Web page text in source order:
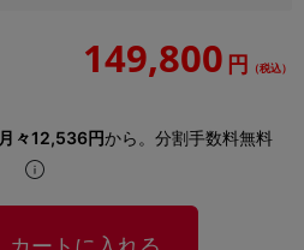
149,800 円 （税込）
々12,536円から。分割手数料無料